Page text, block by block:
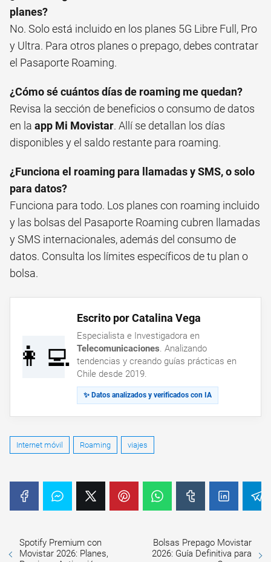
planes?
No. Solo está incluido en los planes 5G Libre Full, Pro
y Ultra. Para otros planes o prepago, debes contratar
el Pasaporte Roaming.
¿Cómo sé cuántos días de roaming me quedan?
Revisa la sección de beneficios o consumo de datos
en la app Mi Movistar. Allí se detallan los días
disponibles y el saldo restante para roaming.
¿Funciona el roaming para llamadas y SMS, o solo
para datos?
Funciona para todo. Los planes con roaming incluido
y las bolsas del Pasaporte Roaming cubren llamadas
y SMS internacionales, además del consumo de
datos. Consulta los límites específicos de tu plan o
bolsa.
👩‍💻
Escrito por Catalina Vega
Especialista e Investigadora en
Telecomunicaciones. Analizando
tendencias y creando guías prácticas en
Chile desde 2019.
✨ Datos analizados y verificados con IA
Internet móvil Roaming viajes
Spotify Premium con
Movistar 2026: Planes,
Bolsas Prepago Movistar
2026: Guía Definitiva para